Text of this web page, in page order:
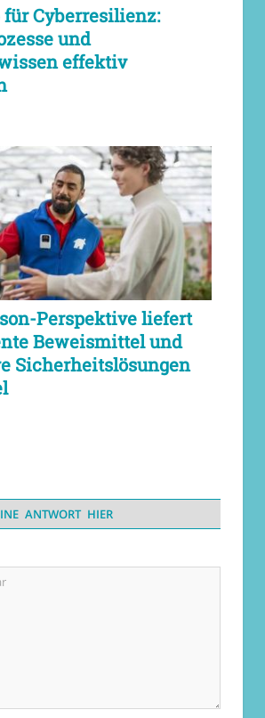
für Cyberresilienz:
und
effektiv
Perspektive liefert
Beweismittel und
Sicherheitslösungen
ANTWORT HIER